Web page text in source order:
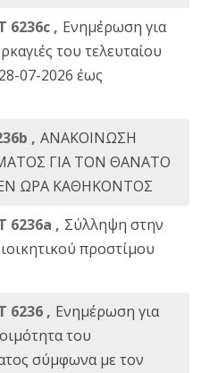
6236c , Ενημέρωση για
του τελευταίου
07-2026 έως
, ΑΝΑΚΟΙΝΩΣΗ
ΓΙΑ ΤΟΝ ΘΑΝΑΤΟ
ΩΡΑ ΚΑΘΗΚΟΝΤΟΣ
6236a , Σύλληψη στην
προστίμου
6236 , Ενημέρωση για
του
σύμφωνα με τον